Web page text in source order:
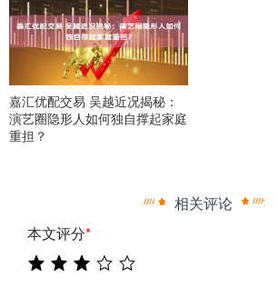
嘉汇优配交易 吴越近况揭秘：
演艺圈隐形人如何独自撑起家庭
重担？
相关评论
本文评分*